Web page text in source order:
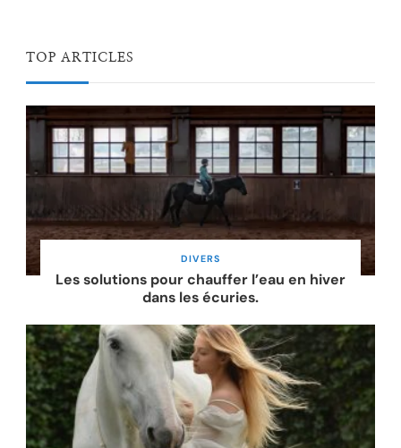
TOP ARTICLES
DIVERS
Les solutions pour chauffer l’eau en hiver
dans les écuries.